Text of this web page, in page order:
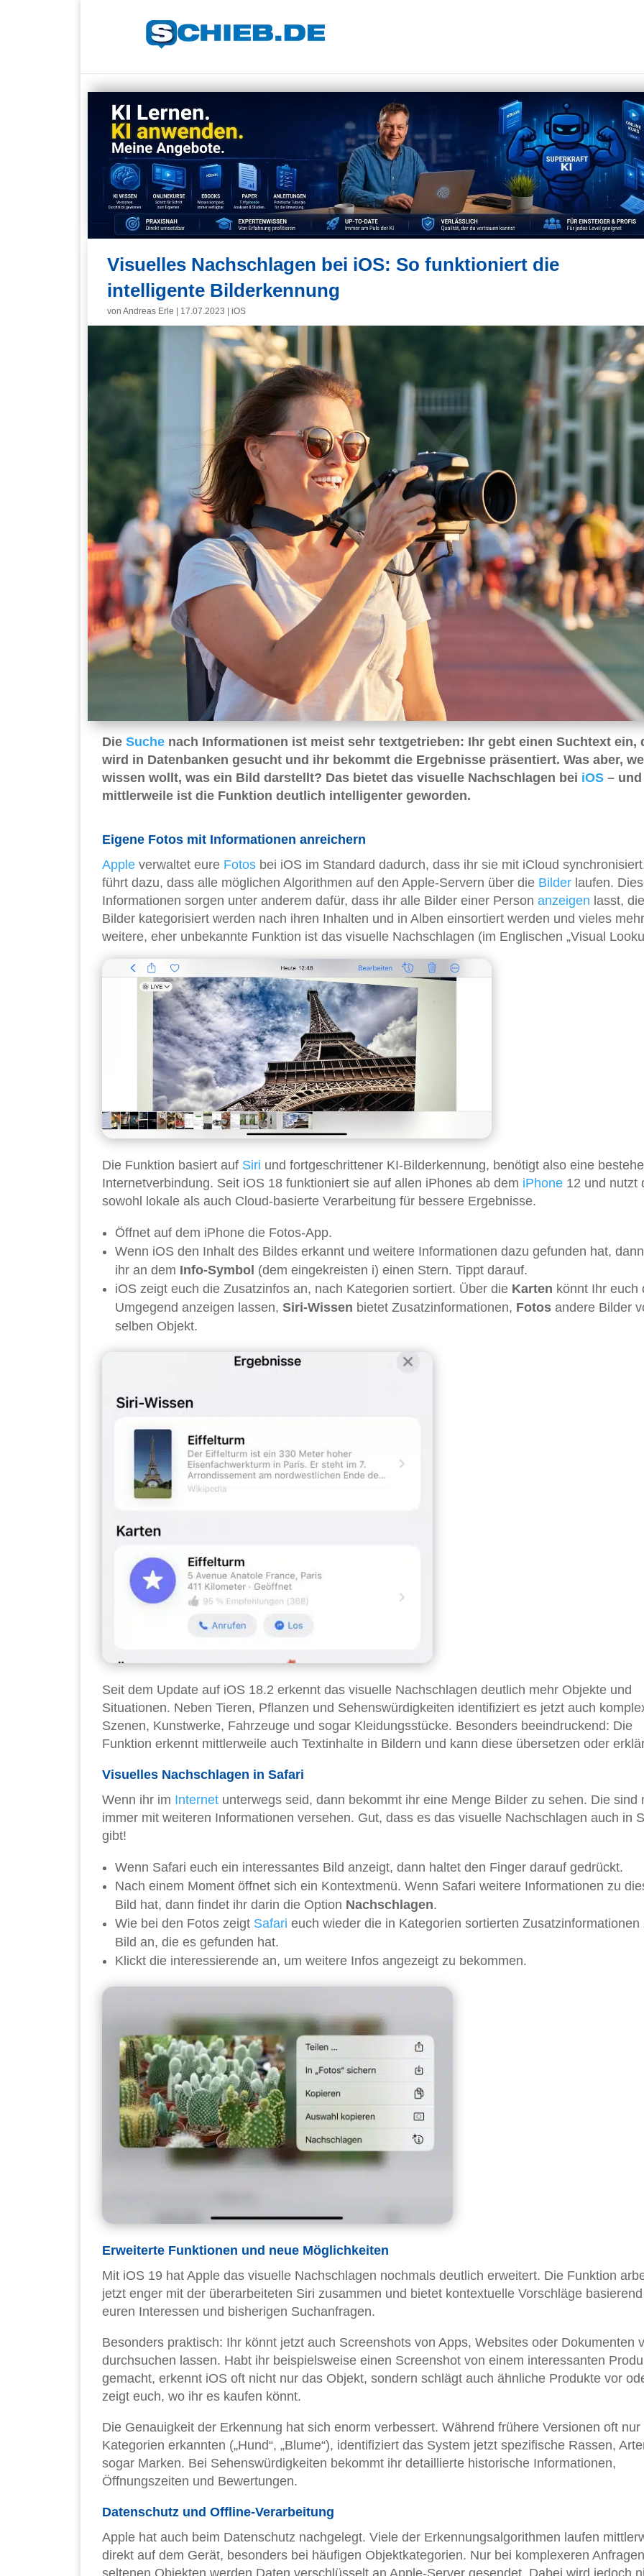
Visuelles Nachschlagen bei iOS: So funktioniert die
intelligente Bilderkennung
von Andreas Erle 17.07.2023 iOS
Die Suche nach Informationen ist meist sehr textgetrieben: Ihr gebt einen Suchtext ein,
wird in Datenbanken gesucht und ihr bekommt die Ergebnisse präsentiert. Was aber,
wissen wollt, was ein Bild darstellt? Das bietet das visuelle Nachschlagen bei iOS – und
mittlerweile ist die Funktion deutlich intelligenter geworden.
Eigene Fotos mit Informationen anreichern
Apple verwaltet eure Fotos bei iOS im Standard dadurch, dass ihr sie mit iCloud
führt dazu, dass alle möglichen Algorithmen auf den Apple-Servern über die Bilder laufen.
Informationen sorgen unter anderem dafür, dass ihr alle Bilder einer Person anzeigen lasst, die
Bilder kategorisiert werden nach ihren Inhalten und in Alben einsortiert werden und vieles
weitere, eher unbekannte Funktion ist das visuelle Nachschlagen (im Englischen „Visual
Die Funktion basiert auf Siri und fortgeschrittener KI-Bilderkennung, benötigt also eine
Internetverbindung. Seit iOS 18 funktioniert sie auf allen iPhones ab dem iPhone 12 und nutzt
sowohl lokale als auch Cloud-basierte Verarbeitung für bessere Ergebnisse.
Öffnet auf dem iPhone die Fotos-App.
Wenn iOS den Inhalt des Bildes erkannt und weitere Informationen dazu gefunden hat,
ihr an dem Info-Symbol (dem eingekreisten i) einen Stern. Tippt darauf.
iOS zeigt euch die Zusatzinfos an, nach Kategorien sortiert. Über die Karten könnt Ihr euch
Umgegend anzeigen lassen, Siri-Wissen bietet Zusatzinformationen, Fotos andere Bilder
selben Objekt.
Seit dem Update auf iOS 18.2 erkennt das visuelle Nachschlagen deutlich mehr Objekte und
Situationen. Neben Tieren, Pflanzen und Sehenswürdigkeiten identifiziert es jetzt auch
Szenen, Kunstwerke, Fahrzeuge und sogar Kleidungsstücke. Besonders beeindruckend: Die
Funktion erkennt mittlerweile auch Textinhalte in Bildern und kann diese übersetzen oder
Visuelles Nachschlagen in Safari
Wenn ihr im Internet unterwegs seid, dann bekommt ihr eine Menge Bilder zu sehen. Die sind
immer mit weiteren Informationen versehen. Gut, dass es das visuelle Nachschlagen auch in
gibt!
Wenn Safari euch ein interessantes Bild anzeigt, dann haltet den Finger darauf gedrückt.
Nach einem Moment öffnet sich ein Kontextmenü. Wenn Safari weitere Informationen zu
Bild hat, dann findet ihr darin die Option Nachschlagen.
Wie bei den Fotos zeigt Safari euch wieder die in Kategorien sortierten Zusatzinformationen
Bild an, die es gefunden hat.
Klickt die interessierende an, um weitere Infos angezeigt zu bekommen.
Erweiterte Funktionen und neue Möglichkeiten
Mit iOS 19 hat Apple das visuelle Nachschlagen nochmals deutlich erweitert. Die Funktion
jetzt enger mit der überarbeiteten Siri zusammen und bietet kontextuelle Vorschläge
euren Interessen und bisherigen Suchanfragen.
Besonders praktisch: Ihr könnt jetzt auch Screenshots von Apps, Websites oder Dokumenten
durchsuchen lassen. Habt ihr beispielsweise einen Screenshot von einem interessanten
gemacht, erkennt iOS oft nicht nur das Objekt, sondern schlägt auch ähnliche Produkte vor
zeigt euch, wo ihr es kaufen könnt.
Die Genauigkeit der Erkennung hat sich enorm verbessert. Während frühere Versionen oft nur
Kategorien erkannten („Hund“, „Blume“), identifiziert das System jetzt spezifische Rassen,
sogar Marken. Bei Sehenswürdigkeiten bekommt ihr detaillierte historische Informationen,
Öffnungszeiten und Bewertungen.
Datenschutz und Offline-Verarbeitung
Apple hat auch beim Datenschutz nachgelegt. Viele der Erkennungsalgorithmen laufen
direkt auf dem Gerät, besonders bei häufigen Objektkategorien. Nur bei komplexeren
seltenen Objekten werden Daten verschlüsselt an Apple-Server gesendet. Dabei wird jedoch